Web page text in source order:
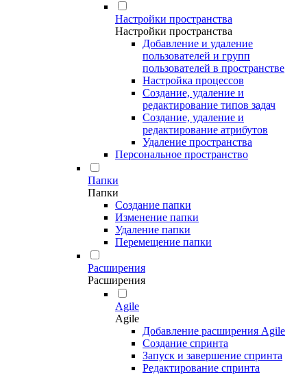
Настройки пространства
Настройки пространства
Добавление и удаление
пользователей и групп
пользователей в пространстве
Настройка процессов
Создание, удаление и
редактирование типов задач
Создание, удаление и
редактирование атрибутов
Удаление пространства
Персональное пространство
Папки
Папки
Создание папки
Изменение папки
Удаление папки
Перемещение папки
Расширения
Расширения
Agile
Agile
Добавление расширения Agile
Создание спринта
Запуск и завершение спринта
Редактирование спринта